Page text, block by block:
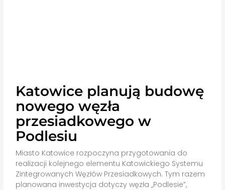
Katowice planują budowę
nowego węzła
przesiadkowego w
Podlesiu
Miasto Katowice rozpoczyna przygotowania do
realizacji kolejnego elementu Katowickiego Systemu
Zintegrowanych Węzłów Przesiadkowych. Tym razem
planowana inwestycja dotyczy węzła „Podlesie”,